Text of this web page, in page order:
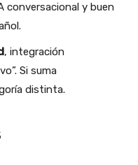
conversacional y buen
, integración
Si suma
distinta.